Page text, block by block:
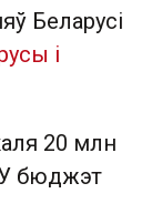
Беларусі
і
20 млн
У бюджэт